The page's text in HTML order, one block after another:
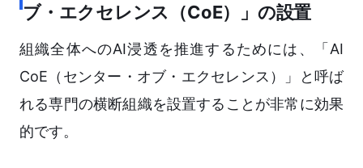
ブ・エクセレンス（CoE）」の設置
組織全体へのAI浸透を推進するためには、「AI
CoE（センター・オブ・エクセレンス）」と呼ば
れる専門の横断組織を設置することが非常に効果
的です。